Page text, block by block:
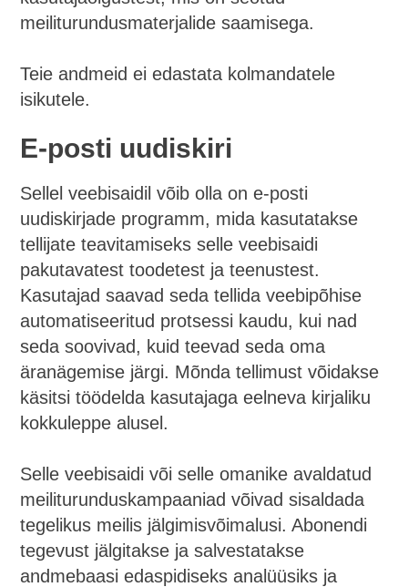
meiliturundusmaterjalide saamisega.
Teie andmeid ei edastata kolmandatele
isikutele.
E-posti uudiskiri
Sellel veebisaidil võib olla on e-posti
uudiskirjade programm, mida kasutatakse
tellijate teavitamiseks selle veebisaidi
pakutavatest toodetest ja teenustest.
Kasutajad saavad seda tellida veebipõhise
automatiseeritud protsessi kaudu, kui nad
seda soovivad, kuid teevad seda oma
äranägemise järgi. Mõnda tellimust võidakse
käsitsi töödelda kasutajaga eelneva kirjaliku
kokkuleppe alusel.
Selle veebisaidi või selle omanike avaldatud
meiliturunduskampaaniad võivad sisaldada
tegelikus meilis jälgimisvõimalusi. Abonendi
tegevust jälgitakse ja salvestatakse
andmebaasi edaspidiseks analüüsiks ja